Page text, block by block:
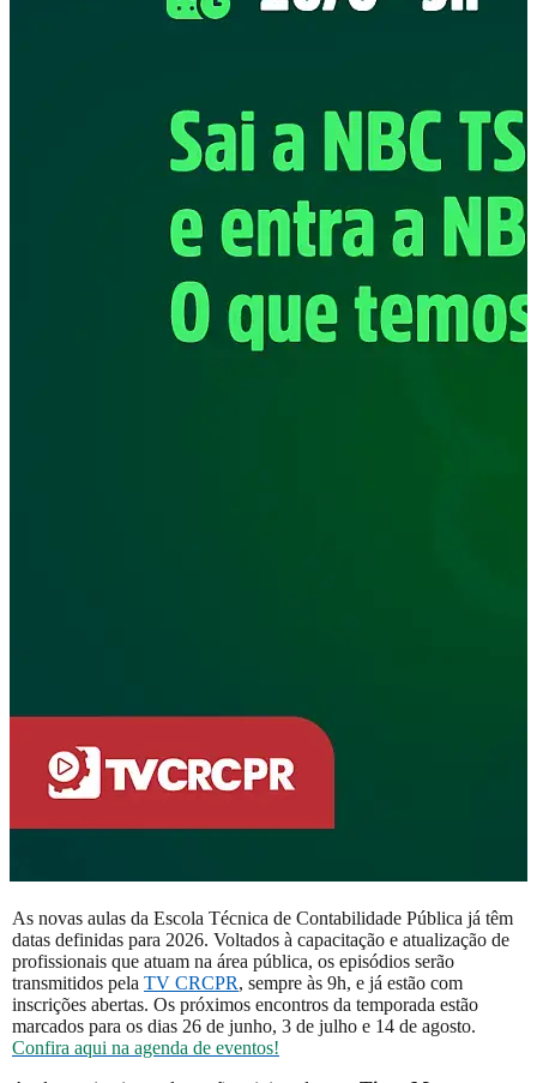
As novas aulas da Escola Técnica de Contabilidade Pública já têm
datas definidas para 2026. Voltados à capacitação e atualização de
profissionais que atuam na área pública, os episódios serão
transmitidos pela TV CRCPR, sempre às 9h, e já estão com
inscrições abertas. Os próximos encontros da temporada estão
marcados para os dias 26 de junho, 3 de julho e 14 de agosto.
Confira aqui na agenda de eventos!